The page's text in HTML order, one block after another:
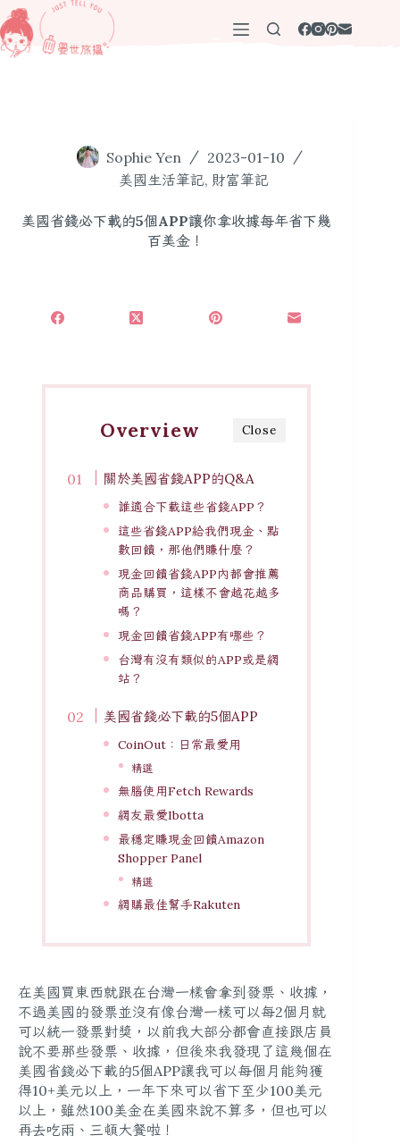
跳
至
主
Sophie Yen
2023-01-10
美國生活筆記, 財富筆記
美國省錢必下載的5個APP讓你拿收據每年省下幾
百美金！
Close
Overview
關於美國省錢APP的Q&A
誰適合下載這些省錢APP？
這些省錢APP給我們現金、點
數回饋，那他們賺什麼？
現金回饋省錢APP內都會推薦
商品購買，這樣不會越花越多
嗎？
現金回饋省錢APP有哪些？
台灣有沒有類似的APP或是網
站？
美國省錢必下載的5個APP
CoinOut：日常最愛用
精選
無腦使用Fetch Rewards
網友最愛Ibotta
最穩定賺現金回饋Amazon
Shopper Panel
精選
網購最佳幫手Rakuten
在美國買東西就跟在台灣一樣會拿到發票、收據，
不過美國的發票並沒有像台灣一樣可以每2個月就
可以統一發票對獎，以前我大部分都會直接跟店員
說不要那些發票、收據，但後來我發現了這幾個在
美國省錢必下載的5個APP讓我可以每個月能夠獲
得10+美元以上，一年下來可以省下至少100美元
以上，雖然100美金在美國來說不算多，但也可以
再去吃兩、三頓大餐啦！